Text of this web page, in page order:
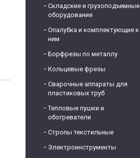
Складские и грузоподъемные
оборудование
Опалубка и комплектующие к
ним
Борфрезы по металлу
Кольцевые фрезы
Сварочные аппараты для
пластиковых труб
Тепловые пушки и
обогреватели
Стропы текстильные
Электроинструменты